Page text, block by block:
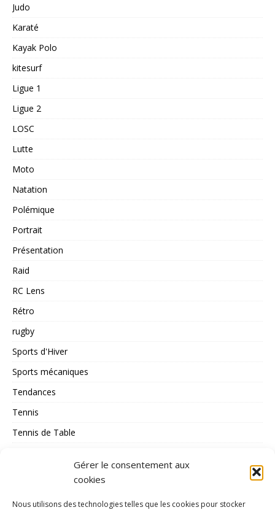
Gérer le consentement aux
cookies
Nous utilisons des technologies telles que les cookies pour stocker
Judo
Karaté
Kayak Polo
kitesurf
Ligue 1
Ligue 2
LOSC
Lutte
Moto
Natation
Polémique
Portrait
Présentation
Raid
RC Lens
Rétro
rugby
Sports d'Hiver
Sports mécaniques
Tendances
Tennis
Tennis de Table